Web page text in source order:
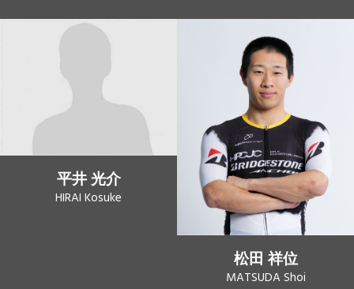
平井 光介
HIRAI Kosuke
松田 祥位
MATSUDA Shoi